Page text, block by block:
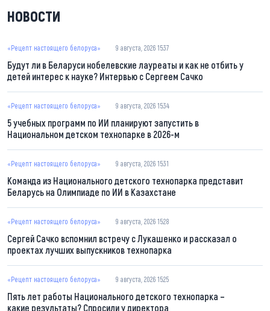
НОВОСТИ
«Рецепт настоящего белоруса» 9 августа, 2026 15:37
Будут ли в Беларуси нобелевские лауреаты и как не отбить у
детей интерес к науке? Интервью с Сергеем Сачко
«Рецепт настоящего белоруса» 9 августа, 2026 15:34
5 учебных программ по ИИ планируют запустить в
Национальном детском технопарке в 2026-м
«Рецепт настоящего белоруса» 9 августа, 2026 15:31
Команда из Национального детского технопарка представит
Беларусь на Олимпиаде по ИИ в Казахстане
«Рецепт настоящего белоруса» 9 августа, 2026 15:28
Сергей Сачко вспомнил встречу с Лукашенко и рассказал о
проектах лучших выпускников технопарка
«Рецепт настоящего белоруса» 9 августа, 2026 15:25
Пять лет работы Национального детского технопарка –
какие результаты? Спросили у директора